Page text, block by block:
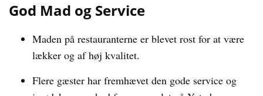
God Mad og Service
Maden på restauranterne er blevet rost for at være
lækker og af høj kvalitet.
Flere gæster har fremhævet den gode service og